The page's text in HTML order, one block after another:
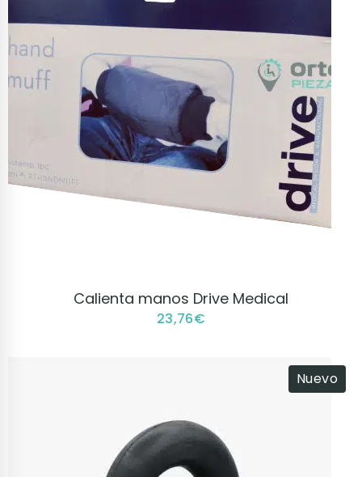
VER PRODUCTO
Calienta manos Drive Medical
23,76€
Nuevo